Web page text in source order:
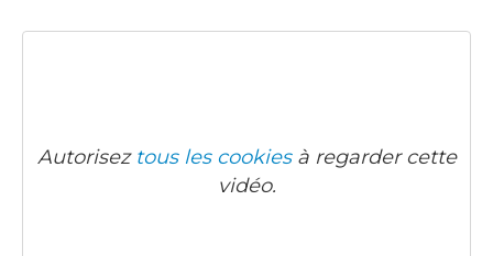
Autorisez tous les cookiesà regarder cette
vidéo.